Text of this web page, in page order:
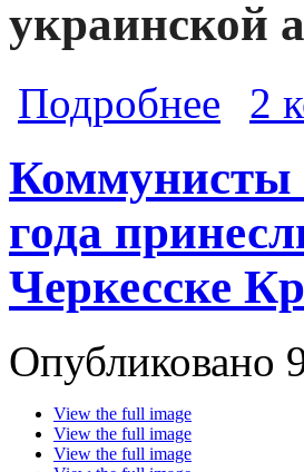
украинской
Подробнее о 2
Коммунисты
года
Черкесске
Опубликовано
View the full image
View the full image
View the full image